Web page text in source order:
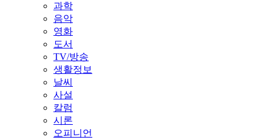
과학
음악
영화
도서
TV/방송
생활정보
날씨
사설
칼럼
시론
오피니언